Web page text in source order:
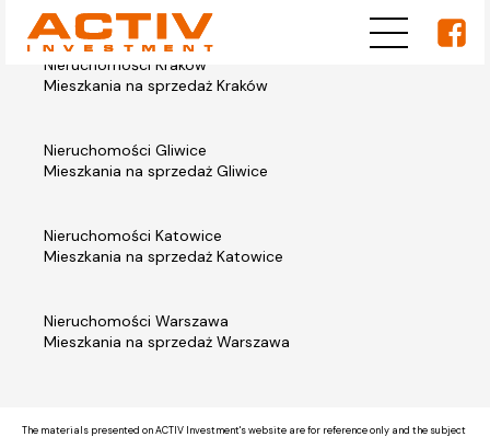
Nieruchomości Kraków
Mieszkania na sprzedaż Kraków
Nieruchomości Gliwice
Mieszkania na sprzedaż Gliwice
Nieruchomości Katowice
Mieszkania na sprzedaż Katowice
Nieruchomości Warszawa
Mieszkania na sprzedaż Warszawa
The materials presented on ACTIV Investment's website are for reference only and the subject